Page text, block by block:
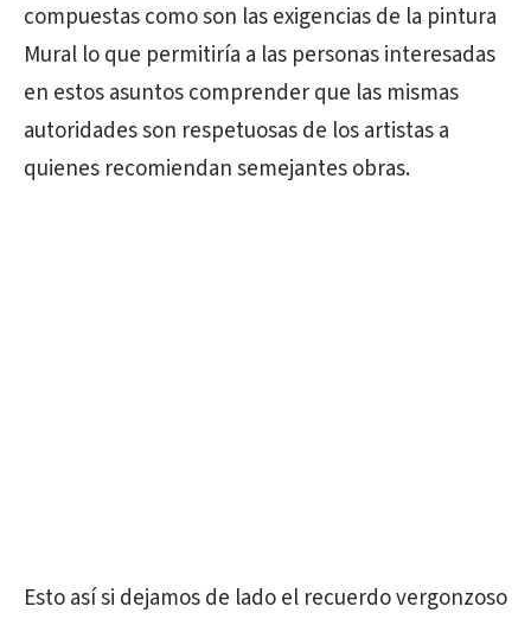
compuestas como son las exigencias de la pintura
Mural lo que permitiría a las personas interesadas
en estos asuntos comprender que las mismas
autoridades son respetuosas de los artistas a
quienes recomiendan semejantes obras.
Esto así si dejamos de lado el recuerdo vergonzoso